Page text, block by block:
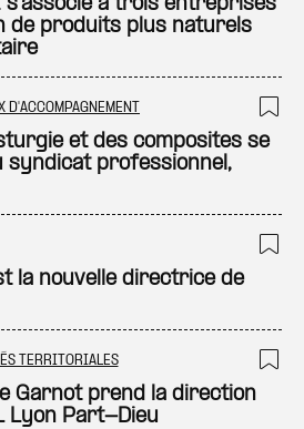
s'associe à trois entreprises
de produits plus naturels
D'ACCOMPAGNEMENT
et des composites se
syndicat professionnel,
la nouvelle directrice de
TERRITORIALES
Garnot prend la direction
Lyon Part-Dieu